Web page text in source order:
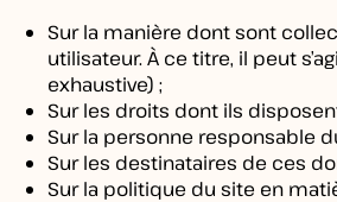
Sur la manière dont sont
utilisateur. À ce titre, il peut
exhaustive) ;
Sur les droits dont ils
Sur la personne responsable
Sur les destinataires de ces
Sur la politique du site en